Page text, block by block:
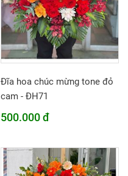
Đĩa hoa chúc mừng tone đỏ
cam - ĐH71
500.000 đ